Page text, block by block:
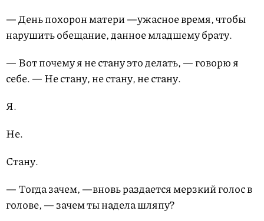
— День похорон матери —ужасное время, чтобы
нарушить обещание, данное младшему брату.
— Вот почему я не стану это делать, — говорю я
себе. — Не стану, не стану, не стану.
Я.
Не.
Стану.
— Тогда зачем, —вновь раздается мерзкий голос в
голове, — зачем ты надела шляпу?